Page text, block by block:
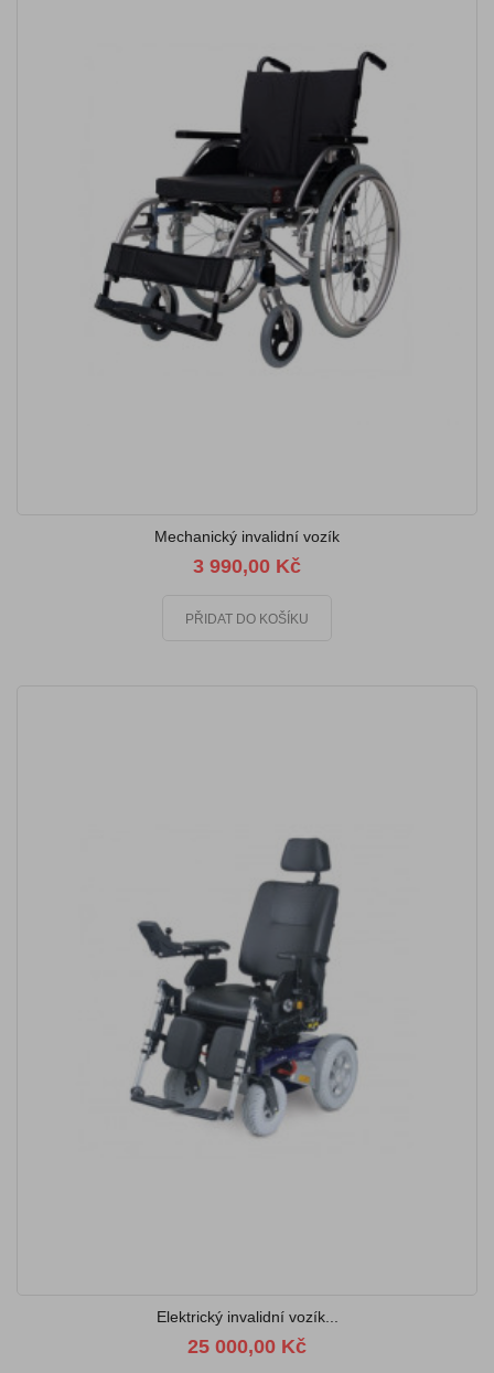
Mechanický invalidní vozík
3 990,00 Kč
PŘIDAT DO KOŠÍKU
Elektrický invalidní vozík...
25 000,00 Kč